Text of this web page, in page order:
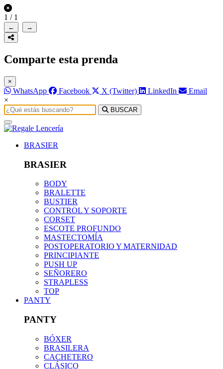
1 / 1
← →
Comparte esta prenda
×
WhatsApp Facebook X (Twitter) LinkedIn
Email
×
BUSCAR
BRASIER
BRASIER
BODY
BRALETTE
BUSTIER
CONTROL Y SOPORTE
CORSET
ESCOTE PROFUNDO
MASTECTOMÍA
POSTOPERATORIO Y MATERNIDAD
PRINCIPIANTE
PUSH UP
SEÑORERO
STRAPLESS
TOP
PANTY
PANTY
BÓXER
BRASILERA
CACHETERO
CLÁSICO